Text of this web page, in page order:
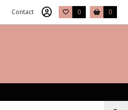
Contact 0 0